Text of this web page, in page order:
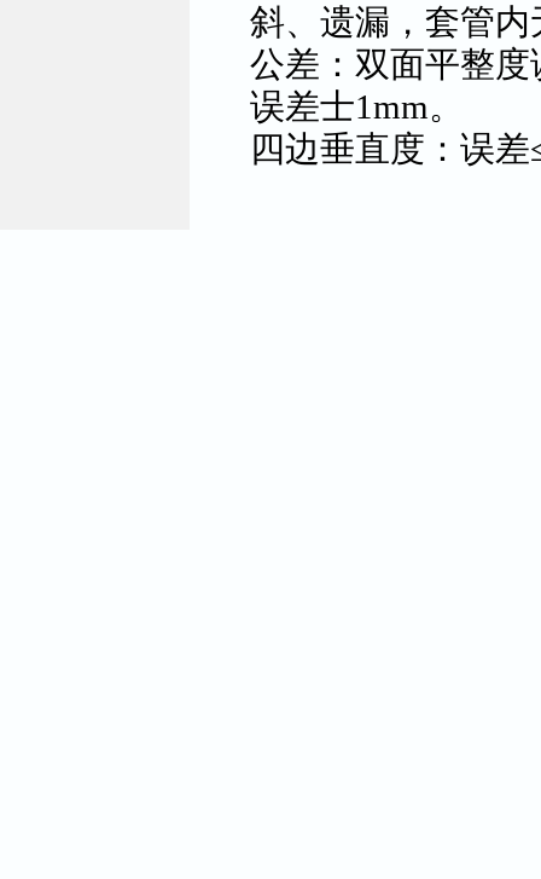
斜、遗漏，套管内
公差：双面平整
误差士1mm。
四边垂直度：误差